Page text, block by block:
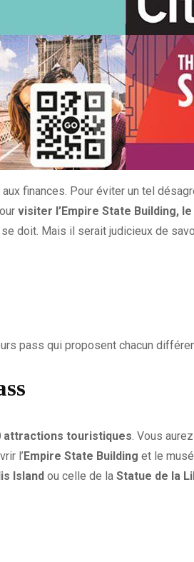
finances. Pour éviter un tel
visiter l’Empire State Building,
doit. Mais il serait judicieux de
pass qui proposent chacun
attractions touristiques . Vous
l’Empire State Building et le
Island ou celle de la Statue de la